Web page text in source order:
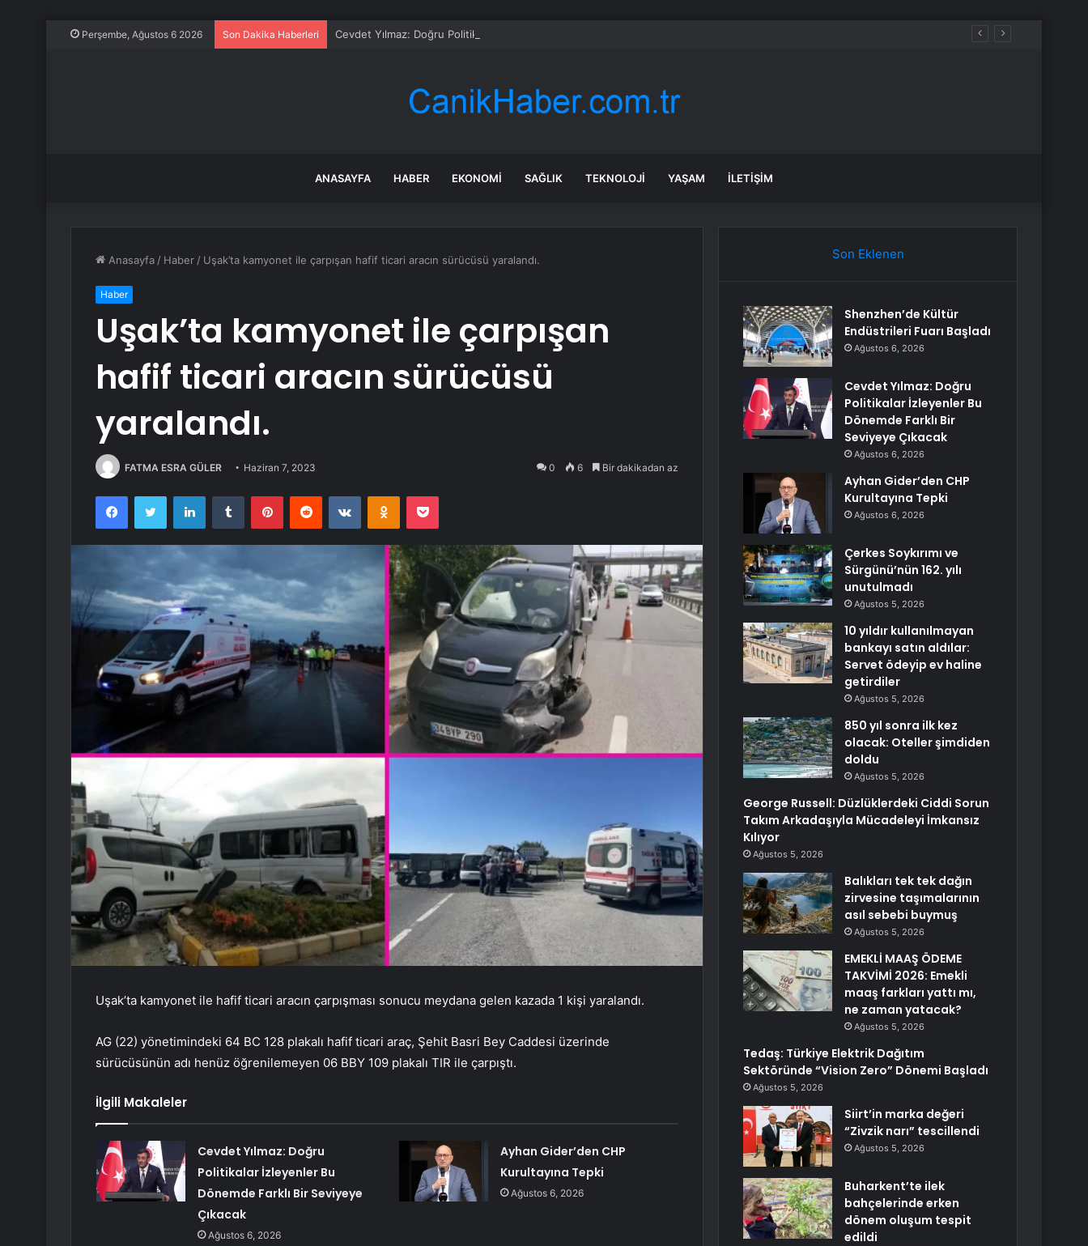
Perşembe, Ağustos 6 2026 Son Dakika Haberleri Cevdet Yılmaz: Doğru Politikalar İzleyenler Bu Dönemde Farklı Bir Seviyeye Çıkacak
ANASAYFA HABER EKONOMI SAĞLIK TEKNOLOJI YAŞAM İLETIŞIM
Anasayfa / Haber / Uşak’ta kamyonet ile çarpışan hafif ticari aracın sürücüsü yaralandı.
Haber
Uşak’ta kamyonet ile çarpışan
hafif ticari aracın sürücüsü
yaralandı.
FATMA ESRA GÜLER Haziran 7, 2023 0 6 Bir dakikadan az
FacebookTwitter LinkedInTumblr PinterestReddit VKontakteOdnoklassniki
Pocket
Uşak’ta kamyonet ile hafif ticari aracın çarpışması sonucu meydana gelen kazada 1 kişi yaralandı.
AG (22) yönetimindeki 64 BC 128 plakalı hafif ticari araç, Şehit Basri Bey Caddesi üzerinde
sürücüsünün adı henüz öğrenilemeyen 06 BBY 109 plakalı TIR ile çarpıştı.
İlgili Makaleler
Cevdet Yılmaz: Doğru
Politikalar İzleyenler Bu
Dönemde Farklı Bir Seviyeye
Çıkacak
Ağustos 6, 2026
Ayhan Gider’den CHP
Kurultayına Tepki
Ağustos 6, 2026
Son Eklenen
Shenzhen’de Kültür
Endüstrileri Fuarı Başladı
Ağustos 6, 2026
Cevdet Yılmaz: Doğru
Politikalar İzleyenler Bu
Dönemde Farklı Bir
Seviyeye Çıkacak
Ağustos 6, 2026
Ayhan Gider’den CHP
Kurultayına Tepki
Ağustos 6, 2026
Çerkes Soykırımı ve
Sürgünü’nün 162. yılı
unutulmadı
Ağustos 5, 2026
10 yıldır kullanılmayan
bankayı satın aldılar:
Servet ödeyip ev haline
getirdiler
Ağustos 5, 2026
850 yıl sonra ilk kez
olacak: Oteller şimdiden
doldu
Ağustos 5, 2026
George Russell: Düzlüklerdeki Ciddi Sorun
Takım Arkadaşıyla Mücadeleyi İmkansız
Kılıyor
Ağustos 5, 2026
Balıkları tek tek dağın
zirvesine taşımalarının
asıl sebebi buymuş
Ağustos 5, 2026
EMEKLİ MAAŞ ÖDEME
TAKVİMİ 2026: Emekli
maaş farkları yattı mı,
ne zaman yatacak?
Ağustos 5, 2026
Tedaş: Türkiye Elektrik Dağıtım
Sektöründe “Vision Zero” Dönemi Başladı
Ağustos 5, 2026
Siirt’in marka değeri
“Zivzik narı” tescillendi
Ağustos 5, 2026
Buharkent’te ilek
bahçelerinde erken
dönem oluşum tespit
edildi